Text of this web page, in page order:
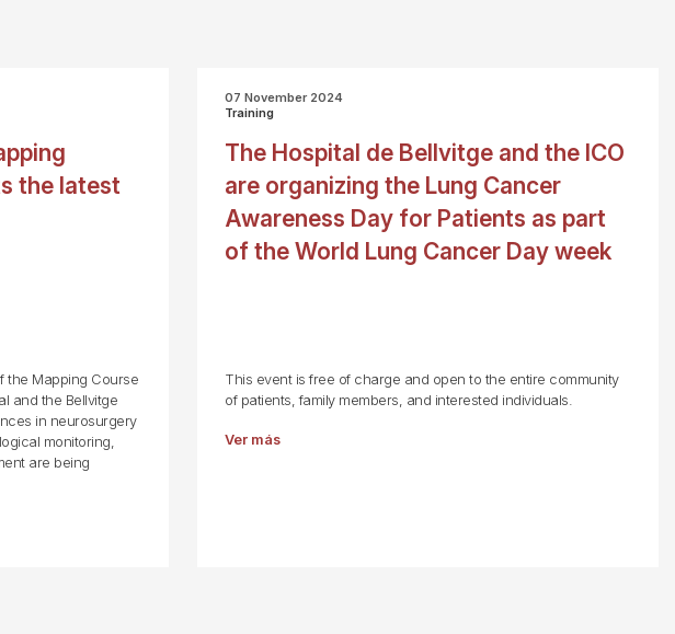
the latest
the Mapping Course
and the Bellvitge
in neurosurgery
monitoring,
are being
07 November 2024
Training
The Hospital de Bellvitge and the ICO
are organizing the Lung Cancer
Awareness Day for Patients as part
of the World Lung Cancer Day week
This event is free of charge and open to the entire community
of patients, family members, and interested individuals.
Ver más